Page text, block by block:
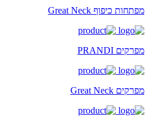
מפתחות כיפוף Great Neck
מפרקים PRANDI
מפרקים Great Neck